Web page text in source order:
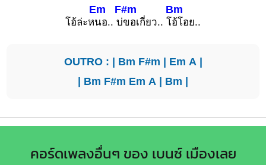
โอ้ล่ะห
Em
นอ.. บ่
F#m
ขอเกี่ยว.. โ
Bm
อ้โอย..
OUTRO : | Bm F#m | Em A |
| Bm F#m Em A | Bm |
คอร์ดเพลงอื่นๆ ของ เบนซ์ เมืองเลย